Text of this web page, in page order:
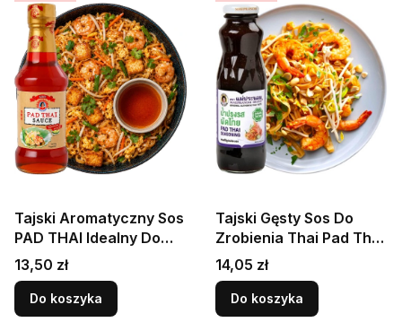
Tajski Aromatyczny Sos
PAD THAI Idealny Do
Makaronu i Woka 295ml
SUREE
Cena
13,50 zł
Do koszyka
Tajski Gęsty Sos Do
Zrobienia Thai Pad Thai
Stir-Fry Sauce 390g
MAEPRANOM BRAND
Cena
14,05 zł
Do koszyka